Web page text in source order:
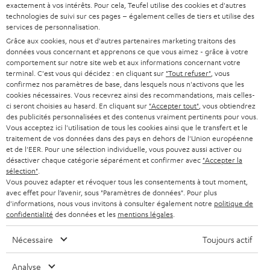
à
l
a
n
e
w
s
l
e
t
t
e
r
SYSTEMES COMPLETS HOME CINEMA
BARRES DE SON
STEREO
SMART HOME
BLUETOOTH
CASQUES AUDIO
CASQUES BLUETOOTH AUDIO
SYSTEMES COMPLETS
ENCEINTES
SUPPORT
CARRIÈRE
PRESSE
B2B
BLOG
NEWSLETTER
MAGASINS
AVANTAGES D’ACHAT
L’HISTOIRE DE TEUFEL
MANAGEMENT
Boutiques en ligne Teufel
ALLEMAGNE
AUTRICHE
SUISSE
PAYS-BAS
BELGIQUE
FRANCE
exactement à vos intérêts. Pour cela, Teufel utilise des cookies et d'autres
technologies de suivi sur ces pages – également celles de tiers et utilise des
services de personnalisation.
Grâce aux cookies, nous et d'autres partenaires marketing traitons des
données vous concernant et apprenons ce que vous aimez - grâce à votre
comportement sur notre site web et aux informations concernant votre
terminal. C'est vous qui décidez : en cliquant sur "Tout refuser" , vous
confirmez nos paramètres de base, dans lesquels nous n'activons que les
cookies nécessaires. Vous recevrez ainsi des recommandations, mais celles-
ci seront choisies au hasard. En cliquant sur "Accepter tout" , vous obtiendrez
des publicités personnalisées et des contenus vraiment pertinents pour vous.
Vous acceptez ici l'utilisation de tous les cookies ainsi que le transfert et le
traitement de vos données dans des pays en dehors de l'Union européenne
et de l'EER. Pour une sélection individuelle, vous pouvez aussi activer ou
désactiver chaque catégorie séparément et confirmer avec "Accepter la
sélection"
Vous pouvez adapter et révoquer tous les consentements à tout moment,
avec effet pour l’avenir, sous "Paramètres de données". Pour plus
d'informations, nous vous invitons à consulter également notre politique de
confidentialité des données et les mentions légales
Nécessaire Toujours actif
Analyse